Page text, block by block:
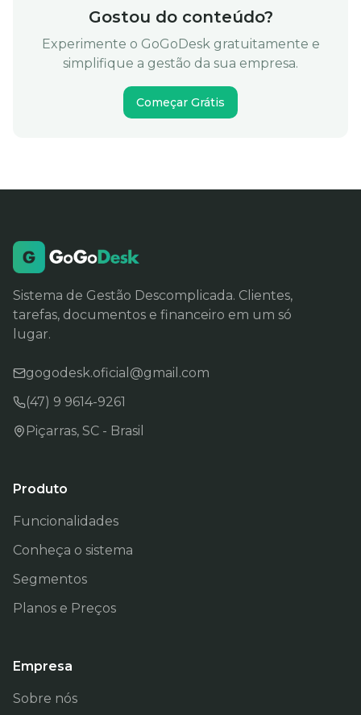
Gostou do conteúdo?
Experimente o GoGoDesk gratuitamente e
simplifique a gestão da sua empresa.
Começar Grátis
Sistema de Gestão Descomplicada. Clientes,
tarefas, documentos e financeiro em um só
lugar.
gogodesk.oficial@gmail.com
(47) 9 9614-9261
Piçarras, SC - Brasil
Produto
Funcionalidades
Conheça o sistema
Segmentos
Planos e Preços
Empresa
Sobre nós